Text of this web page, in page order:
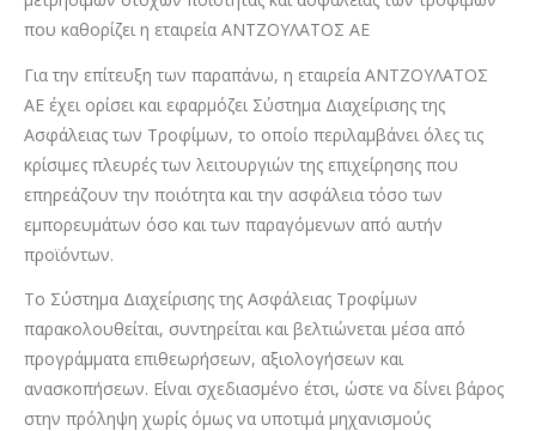
που καθορίζει η εταιρεία ΑΝΤΖΟΥΛΑΤΟΣ ΑΕ
Για την επίτευξη των παραπάνω, η εταιρεία ΑΝΤΖΟΥΛΑΤΟΣ
ΑΕ έχει ορίσει και εφαρμόζει Σύστημα Διαχείρισης της
Ασφάλειας των Τροφίμων, το οποίο περιλαμβάνει όλες τις
κρίσιμες πλευρές των λειτουργιών της επιχείρησης που
επηρεάζουν την ποιότητα και την ασφάλεια τόσο των
εμπορευμάτων όσο και των παραγόμενων από αυτήν
προϊόντων.
Το Σύστημα Διαχείρισης της Ασφάλειας Τροφίμων
παρακολουθείται, συντηρείται και βελτιώνεται μέσα από
προγράμματα επιθεωρήσεων, αξιολογήσεων και
ανασκοπήσεων. Είναι σχεδιασμένο έτσι, ώστε να δίνει βάρος
στην πρόληψη χωρίς όμως να υποτιμά μηχανισμούς